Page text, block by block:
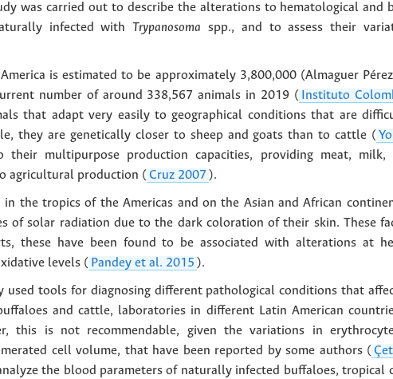
was carried out to describe the alterations to hematological and
infected withTrypanosoma spp., and to assess their
is estimated to be approximately 3,800,000 (Almaguer
number of around 338,567 animals in 2019 ( Instituto
that adapt very easily to geographical conditions that are
they are genetically closer to sheep and goats than to cattle (
their multipurpose production capacities, providing meat,
agricultural production ( Cruz 2007 ).
the tropics of the Americas and on the Asian and African
of solar radiation due to the dark coloration of their skin. These
these have been found to be associated with alterations at
levels ( Pandey et al. 2015 ).
used tools for diagnosing different pathological conditions that
and cattle, laboratories in different Latin American
this is not recommendable, given the variations in
cell volume, that have been reported by some authors (
the blood parameters of naturally infected buffaloes, tropical